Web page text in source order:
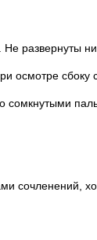
развернуты ни
сбоку
сочленений,